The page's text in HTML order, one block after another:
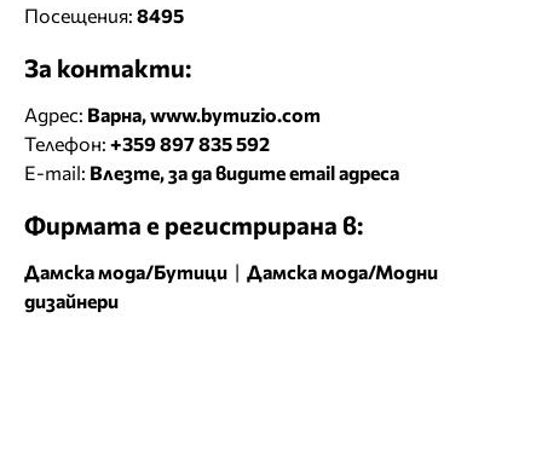
Посещения: 8495
За контакти:
Адрес: Варна, www.bymuzio.com
Телефон: +359 897 835 592
E-mail: Влезте, за да видите email адреса
Фирмата е регистрирана в:
Дамска мода/Бутици | Дамска мода/Модни
дизайнери